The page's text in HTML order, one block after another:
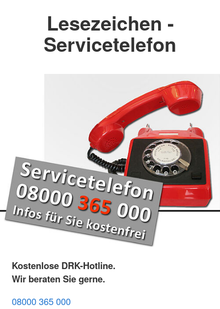
Lesezeichen -
Servicetelefon
Kostenlose DRK-Hotline.
Wir beraten Sie gerne.
08000 365 000